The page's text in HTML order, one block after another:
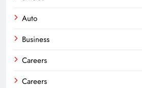
Auto
Business
Careers
Careers